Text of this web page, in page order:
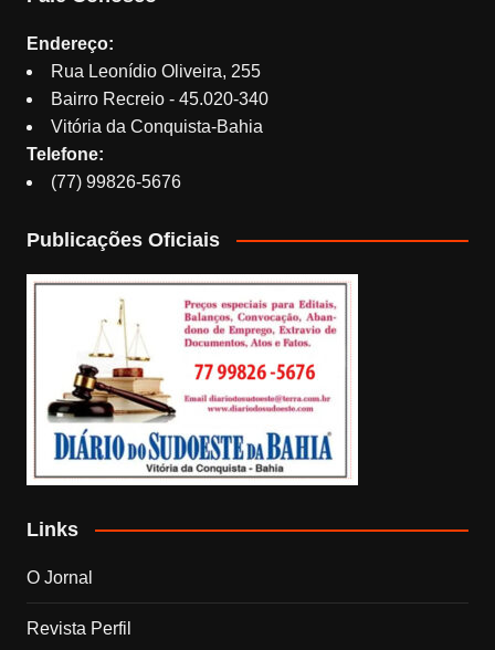
Endereço:
Rua Leonídio Oliveira, 255
Bairro Recreio - 45.020-340
Vitória da Conquista-Bahia
Telefone:
(77) 99826-5676
Publicações Oficiais
Links
O Jornal
Revista Perfil